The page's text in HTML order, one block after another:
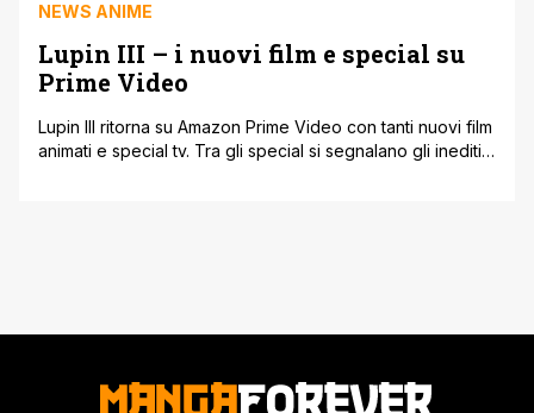
NEWS ANIME
Lupin III – i nuovi film e special su
Prime Video
Lupin III ritorna su Amazon Prime Video con tanti nuovi film
animati e special tv. Tra gli special si segnalano gli inediti,